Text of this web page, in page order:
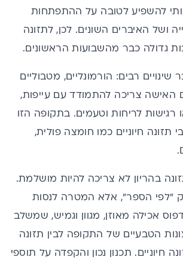
להשפיע לטובה על ההתפתחות
ושל האיברים השונים. לכן, לתזונה
גדולה כבר מהשבועות הראשונים.
שינויים רבים: הורמונליים, מטבוליים
האישה צריכה להתמודד עם עייפות,
רגישות לריחות וטעמים. בתקופה הזו
תזונה חיוניים כמו חומצה פולית,
בהריון לא צריכה להיות מושלמת.
"לפי הספר", אלא המטרה לנסות
אכילה מאוזן, מגוון וגמיש, שמשלב
הטבעיים של התקופה לבין תזונה
חיוניים. תכנון נכון והקפדה על תוספי